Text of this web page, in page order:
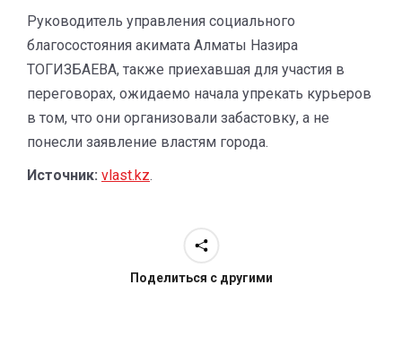
Руководитель управления социального
благосостояния акимата Алматы Назира
ТОГИЗБАЕВА, также приехавшая для участия в
переговорах, ожидаемо начала упрекать курьеров
в том, что они организовали забастовку, а не
понесли заявление властям города.
Источник: vlast.kz.
Поделиться с другими